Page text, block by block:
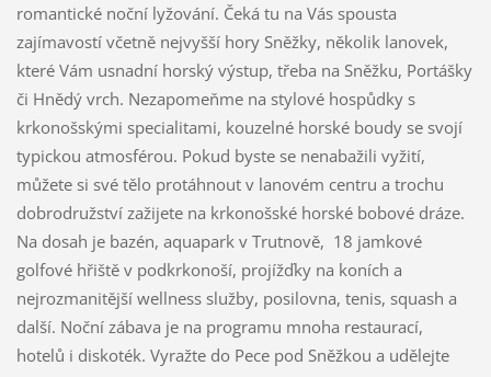
romantické noční lyžování. Čeká tu na Vás spousta
zajímavostí včetně nejvyšší hory Sněžky, několik lanovek,
které Vám usnadní horský výstup, třeba na Sněžku, Portášky
či Hnědý vrch. Nezapomeňme na stylové hospůdky s
krkonošskými specialitami, kouzelné horské boudy se svojí
typickou atmosférou. Pokud byste se nenabažili vyžití,
můžete si své tělo protáhnout v lanovém centru a trochu
dobrodružství zažijete na krkonošské horské bobové dráze.
Na dosah je bazén, aquapark v Trutnově, 18 jamkové
golfové hřiště v podkrkonoší, projížďky na koních a
nejrozmanitější wellness služby, posilovna, tenis, squash a
další. Noční zábava je na programu mnoha restaurací,
hotelů i diskoték. Vyražte do Pece pod Sněžkou a udělejte